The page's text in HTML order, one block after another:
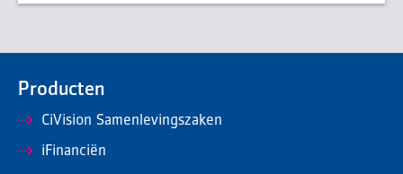
Producten
CiVision Samenlevingszaken
iFinanciën